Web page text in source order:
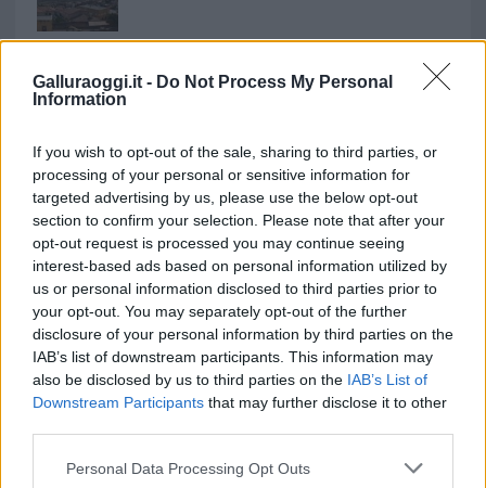
Galluraoggi.it - Do Not Process My Personal
Information
If you wish to opt-out of the sale, sharing to third parties, or
processing of your personal or sensitive information for
targeted advertising by us, please use the below opt-out
section to confirm your selection. Please note that after your
opt-out request is processed you may continue seeing
interest-based ads based on personal information utilized by
us or personal information disclosed to third parties prior to
your opt-out. You may separately opt-out of the further
disclosure of your personal information by third parties on the
IAB’s list of downstream participants. This information may
also be disclosed by us to third parties on the IAB’s List of
Downstream Participants that may further disclose it to other
Please note that this website/app uses one or more Google
Personal Data Processing Opt Outs
Notre-Dame de Paris conquista Olbia, la prima
al Molo Brin è un successo
NECROLOGIE